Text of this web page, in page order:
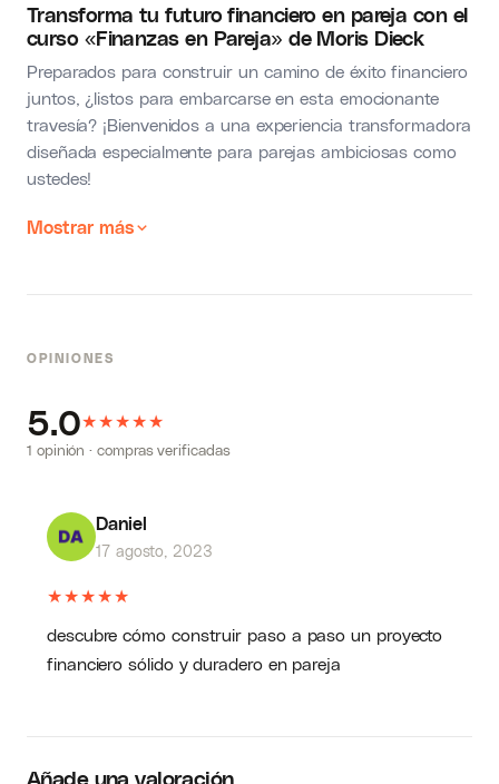
Transforma tu futuro financiero en pareja con el
curso «Finanzas en Pareja» de Moris Dieck
Preparados para construir un camino de éxito financiero
juntos, ¿listos para embarcarse en esta emocionante
travesía? ¡Bienvenidos a una experiencia transformadora
diseñada especialmente para parejas ambiciosas como
ustedes!
Mostrar más
OPINIONES
5.0★★★★★
1 opinión · compras verificadas
Daniel
17 agosto, 2023
★★★★★
descubre cómo construir paso a paso un proyecto
financiero sólido y duradero en pareja
Añade una valoración